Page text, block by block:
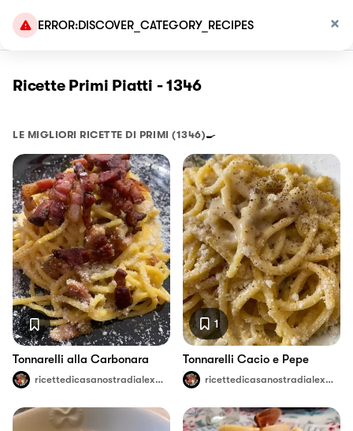
ERROR:DISCOVER_CATEGORY_RECIPES
Ricette Primi Piatti - 1346
LE MIGLIORI RICETTE DI PRIMI (1346)🍳
Tonnarelli alla Carbonara
ricettedicasanostradialexeangy
1
Tonnarelli Cacio e Pepe
ricettedicasanostradialexeangy